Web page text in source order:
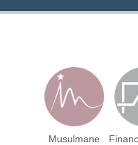
Musulmane